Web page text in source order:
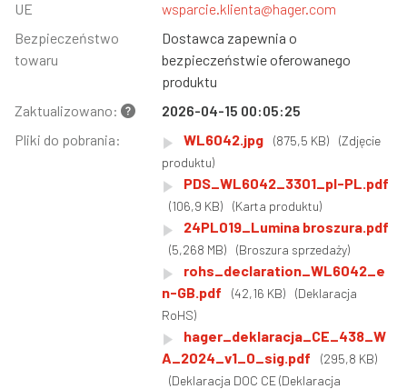
UE
wsparcie.klienta@hager.com
Bezpieczeństwo
towaru
Dostawca zapewnia o
bezpieczeństwie oferowanego
produktu
Zaktualizowano:
2026-04-15 00:05:25
Pliki do pobrania:
WL6042.jpg (875,5 KB)
(Zdjęcie
produktu)
PDS_WL6042_3301_pl-PL.pdf
(106,9 KB) (Karta produktu)
24PL019_Lumina broszura.pdf
(5,268 MB) (Broszura sprzedaży)
rohs_declaration_WL6042_e
n-GB.pdf
(42,16 KB)
(Deklaracja
RoHS)
hager_deklaracja_CE_438_W
A_2024_v1_0_sig.pdf
(295,8 KB)
(Deklaracja DOC CE (Deklaracja